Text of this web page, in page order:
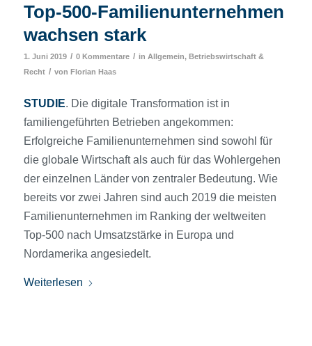
Top-500-Familienunternehmen
wachsen stark
1. Juni 2019 / 0 Kommentare / in Allgemein, Betriebswirtschaft &
Recht / von Florian Haas
STUDIE. Die digitale Transformation ist in
familiengeführten Betrieben angekommen:
Erfolgreiche Familienunternehmen sind sowohl für
die globale Wirtschaft als auch für das Wohlergehen
der einzelnen Länder von zentraler Bedeutung. Wie
bereits vor zwei Jahren sind auch 2019 die meisten
Familienunternehmen im Ranking der weltweiten
Top-500 nach Umsatzstärke in Europa und
Nordamerika angesiedelt.
Weiterlesen